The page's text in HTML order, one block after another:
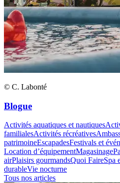
© C. Labonté
Blogue
Activités aquatiques et nautiques
familialesActivités récréatives
patrimoineEscapadesFestivals et
Location d’équipementMagasinage
airPlaisirs gourmandsQuoi FaireSpa
durableVie nocturne
Tous nos articles